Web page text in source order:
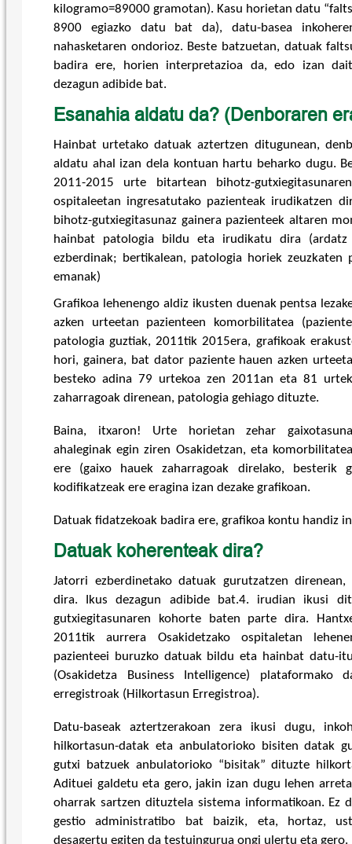
kilogramo=89000 gramotan). Kasu horietan datu
8900 egiazko datu bat da), datu-basea
nahasketaren ondorioz. Beste batzuetan, datuak
badira ere, horien interpretazioa da, edo izan
dezagun adibide bat.
Esanahia aldatu da? (Denboraren
Hainbat urtetako datuak aztertzen ditugunean,
aldatu ahal izan dela kontuan hartu beharko dugu.
2011-2015 urte bitartean bihotz-
ospitaleetan ingresatutako pazienteak irudikatzen
bihotz-gutxiegitasunaz gainera pazienteek altaren
hainbat patologia bildu eta irudikatu dira (ardatz
ezberdinak; bertikalean, patologia horiek zeuzkaten
emanak)
Grafikoa lehenengo aldiz ikusten duenak pentsa
azken urteetan pazienteen komorbilitatea
patologia guztiak, 2011tik 2015era, grafikoak
hori, gainera, bat dator paziente hauen azken
besteko adina 79 urtekoa zen 2011an eta 81
zaharragoak direnean, patologia gehiago dituzte.
Baina, itxaron! Urte horietan zehar
ahaleginak egin ziren Osakidetzan, eta
ere (gaixo hauek zaharragoak direlako, besterik
kodifikatzeak ere eragina izan dezake grafikoan.
Datuak fidatzekoak badira ere, grafikoa kontu handiz
Datuak koherenteak dira?
Jatorri ezberdinetako datuak gurutzatzen
dira. Ikus dezagun adibide bat.4. irudian ikusi
gutxiegitasunaren kohorte baten parte dira.
2011tik aurrera Osakidetzako ospitaletan
pazienteei buruzko datuak bildu eta hainbat datu-
(Osakidetza Business Intelligence) plataformako
erregistroak (Hilkortasun Erregistroa).
Datu-baseak aztertzerakoan zera ikusi dugu,
hilkortasun-datak eta anbulatorioko bisiten datak
gutxi batzuek anbulatorioko “bisitak” dituzte
Adituei galdetu eta gero, jakin izan dugu lehen
oharrak sartzen dituztela sistema informatikoan. Ez
gestio administratibo bat baizik, eta, hortaz,
desagertu egiten da testuingurua ongi ulertu eta gero.